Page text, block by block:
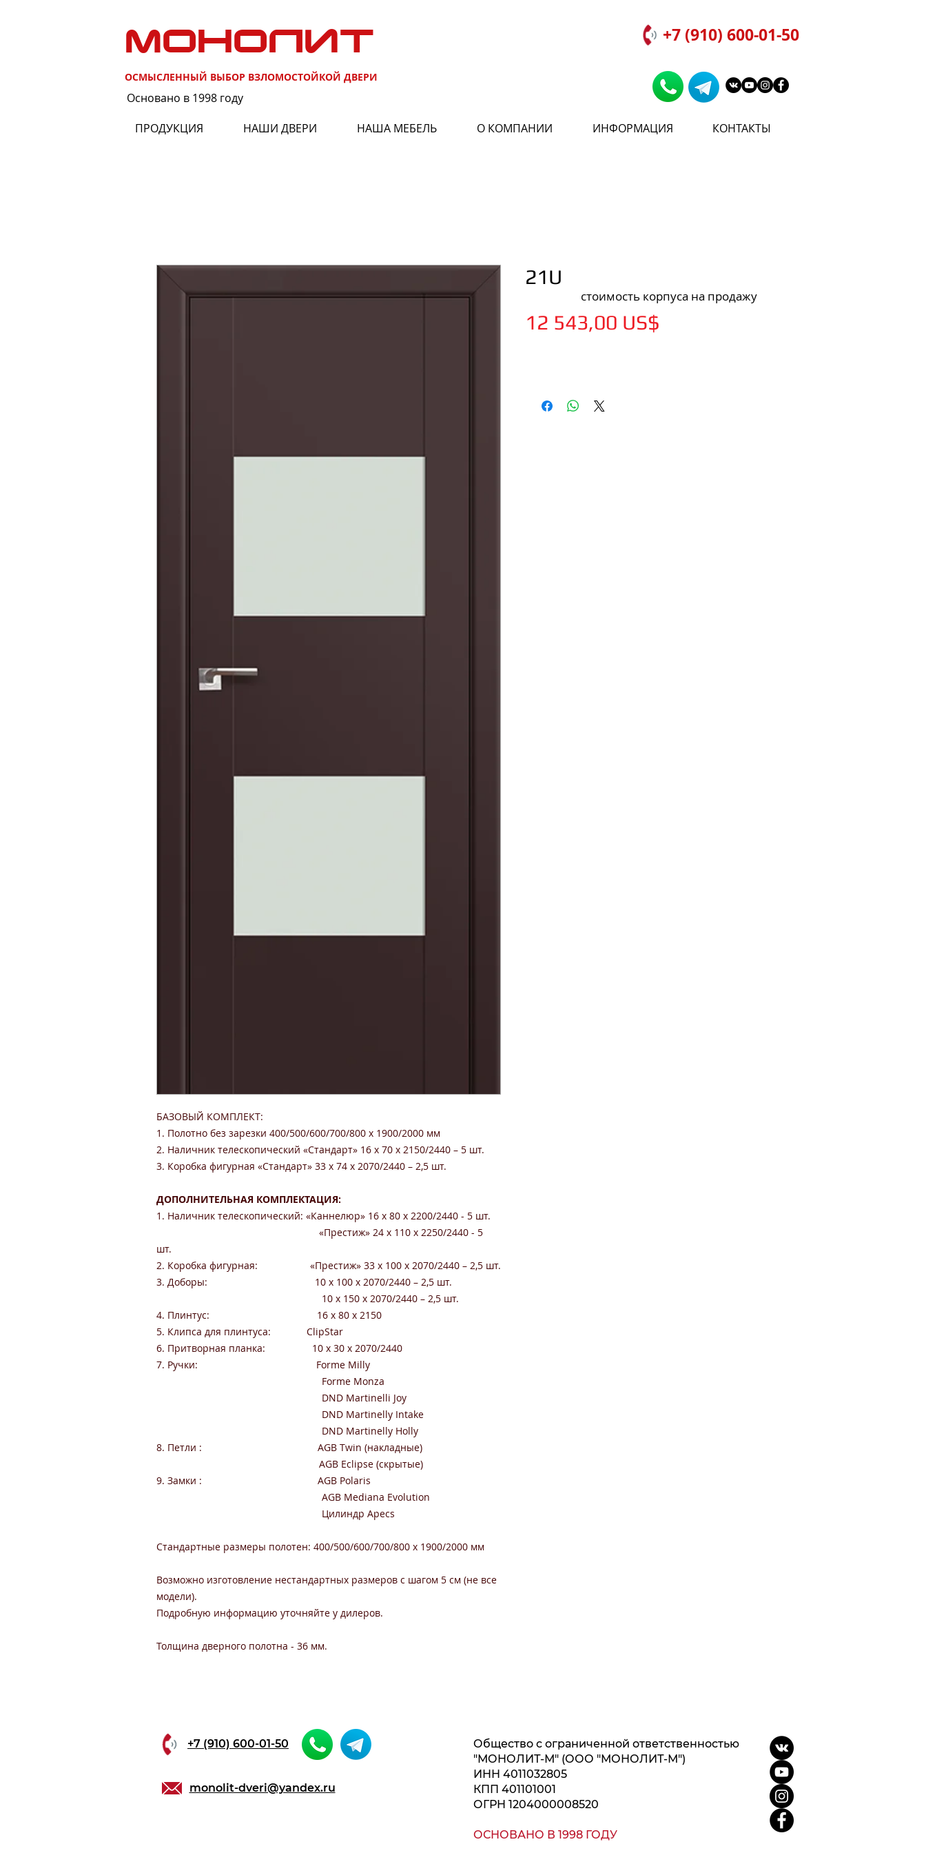
МОНОЛИТ
ОСМЫСЛЕННЫЙ ВЫБОР ВЗЛОМОСТОЙКОЙ ДВЕРИ
Основано в 1998 году
+7 (910) 600-01-50
ПРОДУКЦИЯ НАШИ ДВЕРИ НАША МЕБЕЛЬ О КОМПАНИИ ИНФОРМАЦИЯ КОНТАКТЫ
БАЗОВЫЙ КОМПЛЕКТ:
1. Полотно без зарезки 400/500/600/700/800 x 1900/2000 мм
2. Наличник телескопический «Стандарт» 16 х 70 х 2150/2440 – 5 шт.
3. Коробка фигурная «Стандарт» 33 х 74 х 2070/2440 – 2,5 шт.
ДОПОЛНИТЕЛЬНАЯ КОМПЛЕКТАЦИЯ:
1. Наличник телескопический: «Каннелюр» 16 x 80 x 2200/2440 - 5 шт.
«Престиж» 24 x 110 x 2250/2440 - 5
шт.
2. Коробка фигурная: «Престиж» 33 х 100 х 2070/2440 – 2,5 шт.
3. Доборы: 10 х 100 х 2070/2440 – 2,5 шт.
10 х 150 х 2070/2440 – 2,5 шт.
4. Плинтус: 16 x 80 x 2150
5. Клипса для плинтуса: ClipStar
6. Притворная планка: 10 x 30 x 2070/2440
7. Ручки: Forme Milly
Forme Monza
DND Martinelli Joy
DND Martinelly Intake
DND Martinelly Holly
8. Петли : AGB Twin (накладные)
AGB Eclipse (скрытые)
9. Замки : AGB Polaris
AGB Mediana Evolution
Цилиндр Apecs
Стандартные размеры полотен: 400/500/600/700/800 x 1900/2000 мм
Возможно изготовление нестандартных размеров с шагом 5 см (не все
модели).
Подробную информацию уточняйте у дилеров.
Толщина дверного полотна - 36 мм.
21U
12 543,00 US$
стоимость корпуса на продажу
+7 (910) 600-01-50
monolit-dveri@yandex.ru
Общество с ограниченной ответственностью
"МОНОЛИТ-М" (ООО "МОНОЛИТ-М")
ИНН 4011032805
КПП 401101001
ОГРН 1204000008520
ОСНОВАНО В 1998 ГОДУ